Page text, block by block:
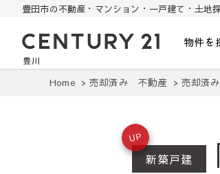
豊田市の不動産・マンション・一戸建て・土地
豊田市の中古住宅・土地・
物件を
Home 売却済み 不動産 売却済
新築戸建
UP